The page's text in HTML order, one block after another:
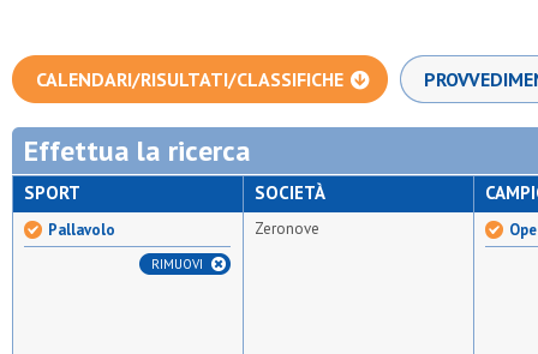
CALENDARI/RISULTATI/CLASSIFICHE
Effettua la ricerca
SPORT
Pallavolo
RIMUOVI
SOCIETÀ
Zeronove